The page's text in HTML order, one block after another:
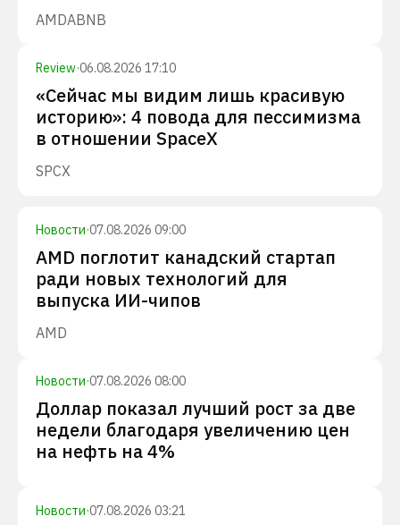
AMDABNB
Review·06.08.2026 17:10
«Сейчас мы видим лишь красивую
историю»: 4 повода для пессимизма
в отношении SpaceX
SPCX
Новости·07.08.2026 09:00
AMD поглотит канадский стартап
ради новых технологий для
выпуска ИИ-чипов
AMD
Новости·07.08.2026 08:00
Доллар показал лучший рост за две
недели благодаря увеличению цен
на нефть на 4%
Новости·07.08.2026 03:21